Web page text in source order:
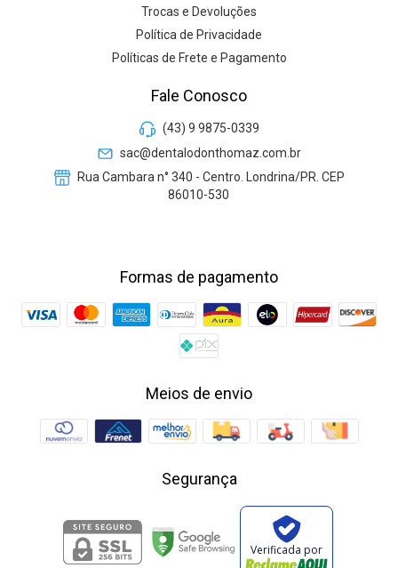
Trocas e Devoluções
Política de Privacidade
Políticas de Frete e Pagamento
Fale Conosco
(43) 9 9875-0339
sac@dentalodonthomaz.com.br
Rua Cambara n° 340 - Centro. Londrina/PR. CEP
86010-530
Formas de pagamento
Meios de envio
Segurança
Verificada por